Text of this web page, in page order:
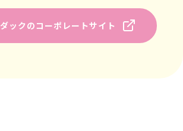
ックのコーポレートサイト